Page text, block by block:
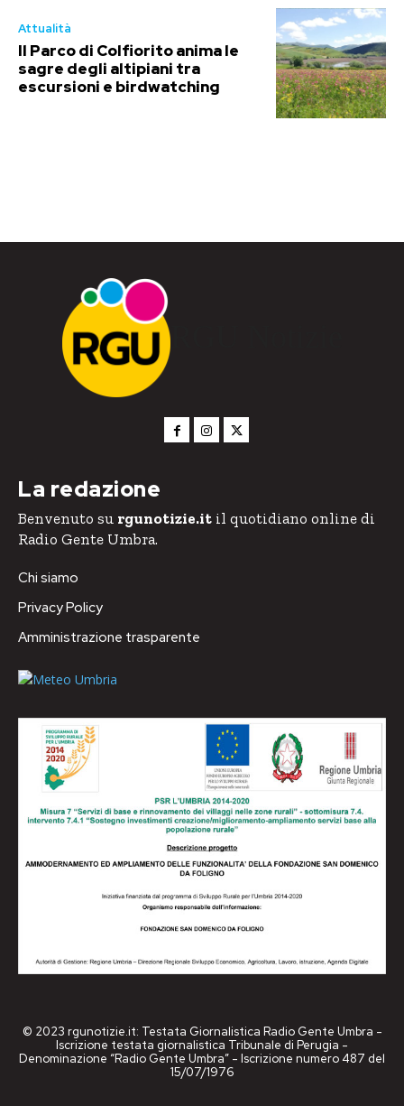
Attualità
Il Parco di Colfiorito anima le
sagre degli altipiani tra
escursioni e birdwatching
RGU Notizie
La redazione
Benvenuto su rgunotizie.it il quotidiano online di
Radio Gente Umbra.
Chi siamo
Privacy Policy
Amministrazione trasparente
© 2023 rgunotizie.it: Testata Giornalistica Radio Gente Umbra -
Iscrizione testata giornalistica Tribunale di Perugia -
Denominazione “Radio Gente Umbra” - Iscrizione numero 487 del
15/07/1976